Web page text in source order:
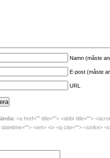
Namn (måste
E-post (måste
URL
<a href="" title=""> <abbr title="">
datetime=""> <em> <i> <q cite=""> <strike>